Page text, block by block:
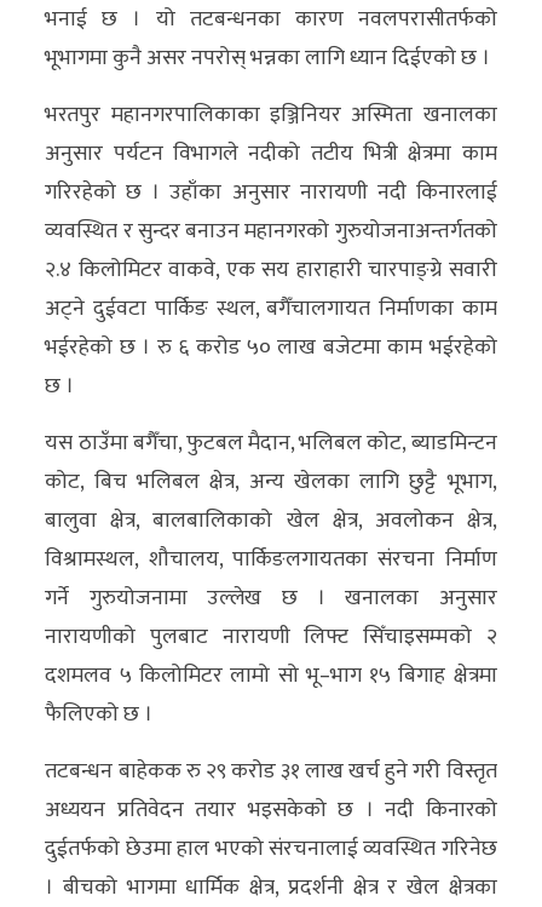
भनाई छ । यो तटबन्धनका कारण नवलपरासीतर्फको
भूभागमा कुनै असर नपरोस् भन्नका लागि ध्यान दिईएको छ ।
भरतपुर महानगरपालिकाका इञ्जिनियर अस्मिता खनालका
अनुसार पर्यटन विभागले नदीको तटीय भित्री क्षेत्रमा काम
गरिरहेको छ । उहाँका अनुसार नारायणी नदी किनारलाई
व्यवस्थित र सुन्दर बनाउन महानगरको गुरुयोजनाअन्तर्गतको
२.४ किलोमिटर वाकवे, एक सय हाराहारी चारपाङ्ग्रे सवारी
अट्ने दुईवटा पार्किङ स्थल, बगैँचालगायत निर्माणका काम
भईरहेको छ । रु ६ करोड ५० लाख बजेटमा काम भईरहेको
छ ।
यस ठाउँमा बगैँचा, फुटबल मैदान, भलिबल कोट, ब्याडमिन्टन
कोट, बिच भलिबल क्षेत्र, अन्य खेलका लागि छुट्टै भूभाग,
बालुवा क्षेत्र, बालबालिकाको खेल क्षेत्र, अवलोकन क्षेत्र,
विश्रामस्थल, शौचालय, पार्किङलगायतका संरचना निर्माण
गर्ने गुरुयोजनामा उल्लेख छ । खनालका अनुसार
नारायणीको पुलबाट नारायणी लिफ्ट सिँचाइसम्मको २
दशमलव ५ किलोमिटर लामो सो भू–भाग १५ बिगाह क्षेत्रमा
फैलिएको छ ।
तटबन्धन बाहेकक रु २९ करोड ३१ लाख खर्च हुने गरी विस्तृत
अध्ययन प्रतिवेदन तयार भइसकेको छ । नदी किनारको
दुईतर्फको छेउमा हाल भएको संरचनालाई व्यवस्थित गरिनेछ
। बीचको भागमा धार्मिक क्षेत्र, प्रदर्शनी क्षेत्र र खेल क्षेत्रका